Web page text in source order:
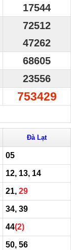
17544
72512
47262
68605
23556
753429
Đà Lạt
05
12, 13, 14
21, 29
34, 39
44(2)
50, 56